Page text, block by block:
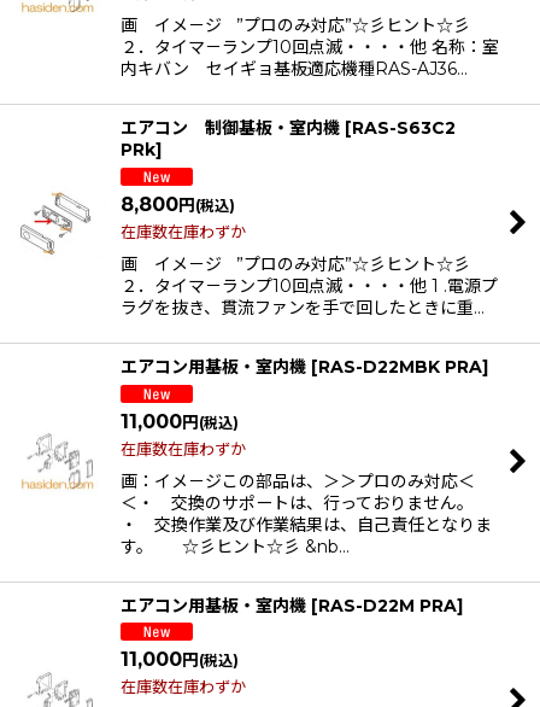
画 イメ－ジ ”プロのみ対応”☆彡ヒント☆彡
２．タイマ－ランプ10回点滅・・・・他 名称：室
内キバン セイギョ基板適応機種RAS-AJ36…
エアコン 制御基板・室内機 [RAS-S63C2
PRk]
8,800円 (税込)
在庫数在庫わずか
画 イメ－ジ ”プロのみ対応”☆彡ヒント☆彡
２．タイマ－ランプ10回点滅・・・・他 1 .電源プ
ラグを抜き、貫流ファンを手で回したときに重…
エアコン用基板・室内機 [RAS-D22MBK PRA]
11,000円(税込)
在庫数在庫わずか
画：イメ－ジこの部品は、＞＞プロのみ対応＜
＜・ 交換のサポートは、行っておりません。
・ 交換作業及び作業結果は、自己責任となりま
す。 ☆彡ヒント☆彡 &nb…
エアコン用基板・室内機 [RAS-D22M PRA]
11,000円 (税込)
在庫数在庫わずか